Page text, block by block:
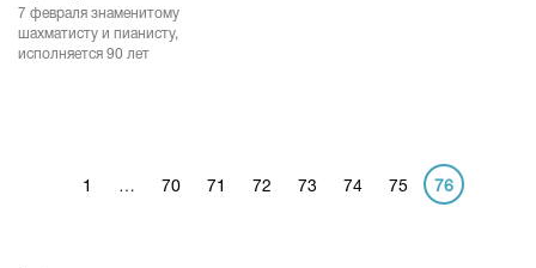
7 февраля знаменитому
шахматисту и пианисту,
исполняется 90 лет
1 … 70 71 72 73 74 75 76